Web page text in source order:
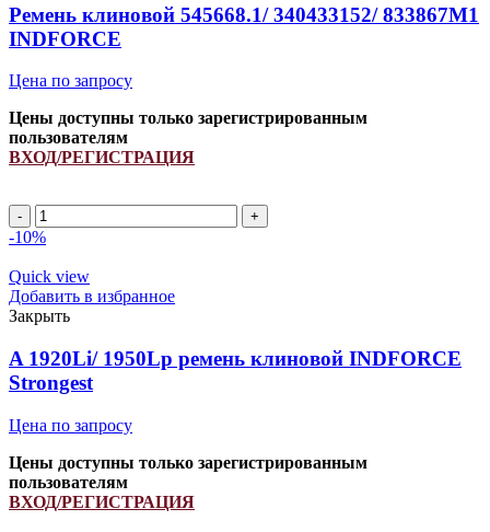
Ремень клиновой 545668.1/ 340433152/ 833867M1
INDFORCE
Цена по запросу
Цены доступны только зарегистрированным
пользователям
ВХОД/РЕГИСТРАЦИЯ
Ремень
клиновой
340433152/
833867M1
INDFORCE
quantity
-10%
Quick view
Добавить в избранное
Закрыть
A 1920Li/ 1950Lp ремень клиновой INDFORCE
Strongest
Цена по запросу
Цены доступны только зарегистрированным
пользователям
ВХОД/РЕГИСТРАЦИЯ